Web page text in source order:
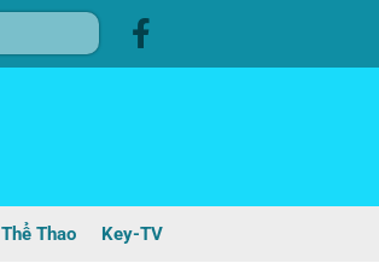
Thể Thao Key-TV